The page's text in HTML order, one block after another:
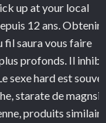
up at your local
12 ans. Obtenir
fil saura vous faire
profonds. Il
sexe hard est
starate de
produits